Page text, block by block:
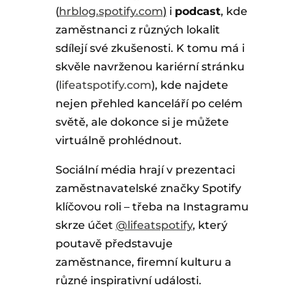
(hrblog.spotify.com) i podcast, kde
zaměstnanci z různých lokalit
sdílejí své zkušenosti. K tomu má i
skvěle navrženou kariérní stránku
(lifeatspotify.com), kde najdete
nejen přehled kanceláří po celém
světě, ale dokonce si je můžete
virtuálně prohlédnout.
Sociální média hrají v prezentaci
zaměstnavatelské značky Spotify
klíčovou roli – třeba na Instagramu
skrze účet @lifeatspotify, který
poutavě představuje
zaměstnance, firemní kulturu a
různé inspirativní události.